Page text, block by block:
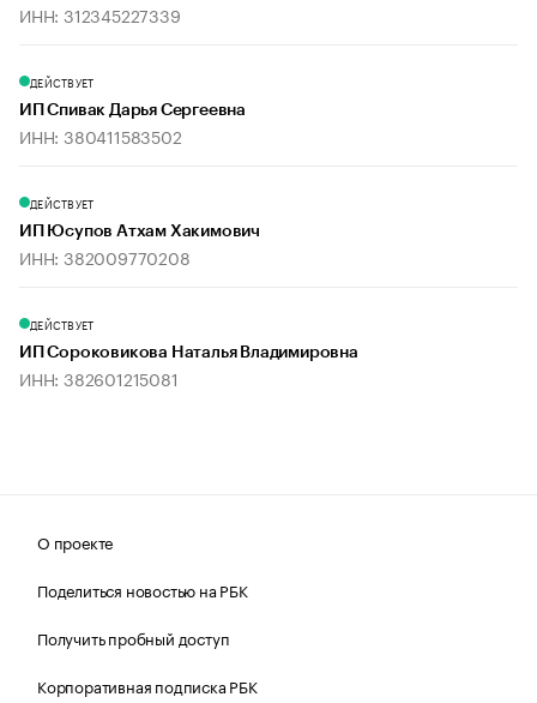
ИНН: 312345227339
ДЕЙСТВУЕТ
ИП Спивак Дарья Сергеевна
ИНН: 380411583502
ДЕЙСТВУЕТ
ИП Юсупов Атхам Хакимович
ИНН: 382009770208
ДЕЙСТВУЕТ
ИП Сороковикова Наталья Владимировна
ИНН: 382601215081
О проекте
Поделиться новостью на РБК
Получить пробный доступ
Корпоративная подписка РБК